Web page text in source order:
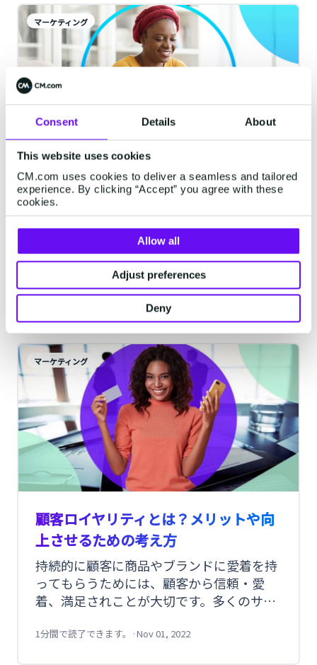
Consent Details About
This website uses cookies
CM.com uses cookies to deliver a seamless and tailored
experience. By clicking “Accept” you agree with these
cookies.
Allow all
Adjust preferences
Deny
をご紹介します。
マーケティング
見込み顧客とは？種類や潜在顧客との
違いや獲得方法を紹介
顧客獲得にとって重要なのは「見込み顧
客」です。自社の商品やサービスに興味の
ある企業担当者を獲得し、顧客へと育てる
ことが顧客獲得（売上）につながります。
常に一定数獲得しておくことで、安定した
売上を確保できるます。 今回は、見込み顧
客の意味や概要の説明、種類（コールドリ
ードとホットリード）、混同されがちな潜
在顧客との違い、マーケティング活動での
発掘方法とともに紹介します。
1分間で読了できます。·Nov 02, 2022
マーケティング
顧客ロイヤリティとは？メリットや向
上させるための考え方
持続的に顧客に商品やブランドに愛着を持
ってもらうためには、顧客から信頼・愛
着、満足されことが大切です。多くのサー
は、顧客と長期的に良好な関係を築いてい
1分間で読了できます。 ·Nov 01, 2022